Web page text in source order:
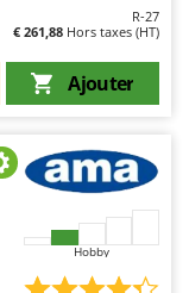
R-27
€ 261,88 Hors taxes (HT)
Ajouter
Hobby